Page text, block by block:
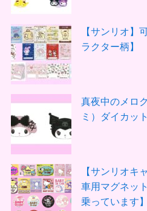
【サンリオ】
ラクター柄】
真夜中のメロ
ミ）ダイカッ
【サンリオキ
車用マグネッ
乗っています】